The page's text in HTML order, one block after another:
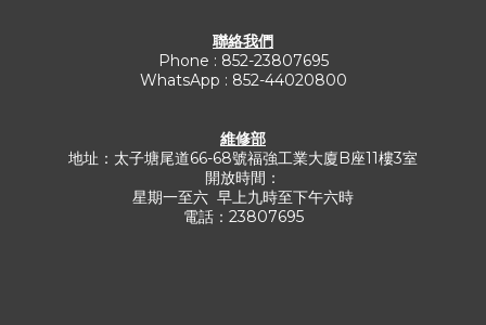
聯絡我們
Phone : 852-23807695
WhatsApp : 852-44020800
維修部
地址：太子塘尾道66-68號福強工業大廈B座11樓3室
開放時間：
星期一至六 早上九時至下午六時
電話：23807695